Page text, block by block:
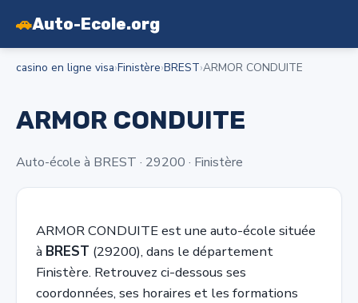
🚗Auto-Ecole.org
casino en ligne visa›Finistère›BREST›ARMOR CONDUITE
ARMOR CONDUITE
Auto-école à BREST · 29200 · Finistère
ARMOR CONDUITE est une auto-école située
à BREST (29200), dans le département
Finistère. Retrouvez ci-dessous ses
coordonnées, ses horaires et les formations